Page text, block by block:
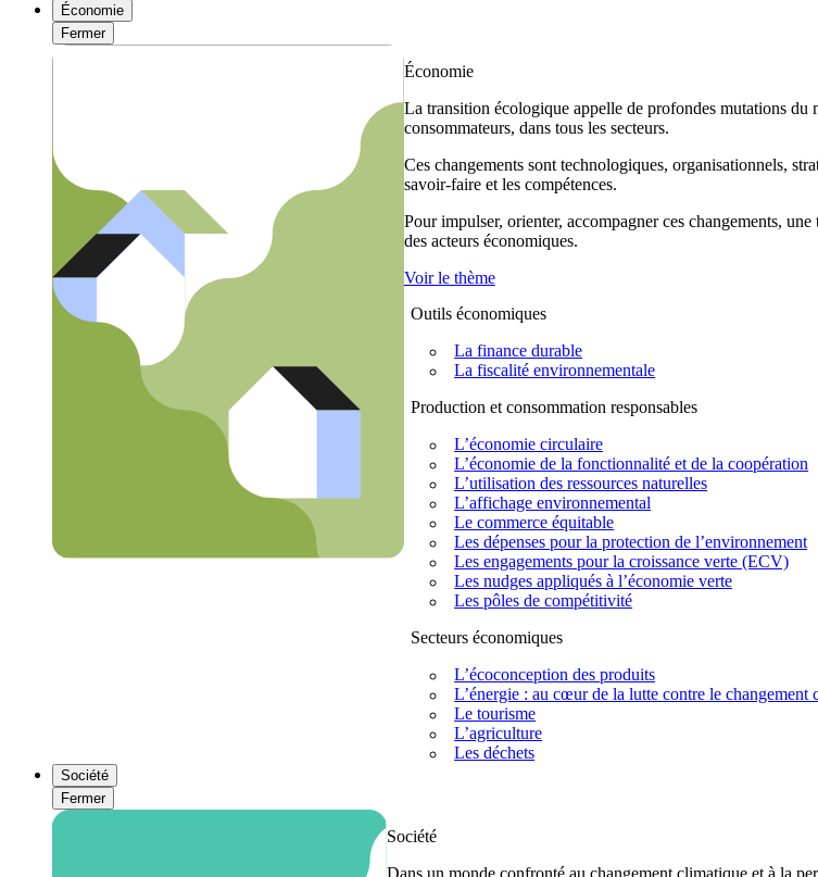
Économie
Fermer
Économie
La transition écologique appelle de profondes mutations du
consommateurs, dans tous les secteurs.
Ces changements sont technologiques, organisationnels,
savoir-faire et les compétences.
Pour impulser, orienter, accompagner ces changements,
des acteurs économiques.
Voir le thème
Outils économiques
La finance durable
La fiscalité environnementale
Production et consommation responsables
L’économie circulaire
L’économie de la fonctionnalité et de la coopération
L’utilisation des ressources naturelles
L’affichage environnemental
Le commerce équitable
Les dépenses pour la protection de l’environnement
Les engagements pour la croissance verte (ECV)
Les nudges appliqués à l’économie verte
Les pôles de compétitivité
Secteurs économiques
L’écoconception des produits
L’énergie : au cœur de la lutte contre le changement
Le tourisme
L’agriculture
Les déchets
Société
Fermer
Société
Dans un monde confronté au changement climatique et à la